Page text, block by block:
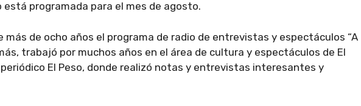
está programada para el mes de agosto.
de ocho años el programa de radio de entrevistas y espectáculos “A
trabajó por muchos años en el área de cultura y espectáculos de El
periódico El Peso, donde realizó notas y entrevistas interesantes y